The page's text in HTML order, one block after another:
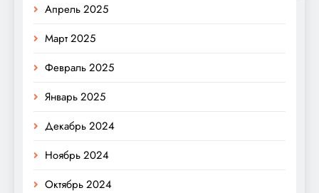
Апрель 2025
Март 2025
Февраль 2025
Январь 2025
Декабрь 2024
Ноябрь 2024
Октябрь 2024